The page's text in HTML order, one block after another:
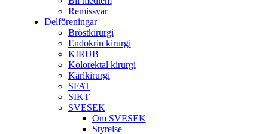
Remissvar
Delföreningar
Bröstkirurgi
Endokrin kirurgi
KIRUB
Kolorektal kirurgi
Kärlkirurgi
SFAT
SIKT
SVESEK
Om SVESEK
Styrelse